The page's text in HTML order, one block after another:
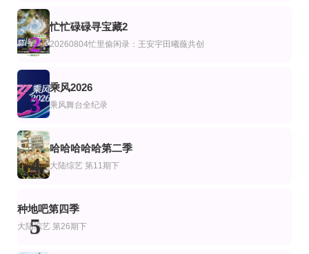
第10期完结
最后通牒不结就分第四季
更新至第20260805期
我们的宿舍2
何炅
更新至06集
卧底厨神
第3期
不是一个人真好
更新至20260801期
开始奏乐开始舞
余佳运,周震南,张星特
更新至20260806期姐姐的母带2第4期下
姐姐当家第二季
第9期
伟大的导游3
全昭旻,崔丹尼尔,金大浩
更新至第20260807期
中餐厅第十季
黄晓明,王俊凯,昆凌,靳梦佳,张雅琪,林述巍,戴军,瞿颖,汪涵,尹浩宇,袁一琦
第4期
粤旅玩家
恐惧元素：恐怖之屋
热浪之外2026
我遇见的精神病态者
全炫茂 曺圭贤 许龄智 nucksal
2
忙忙碌碌寻宝藏2
20260804忙里偷闲录：王安宇田曦薇共创
3
乘风2026
乘风舞台全纪录
4
哈哈哈哈哈第二季
大陆综艺 第11期下
5
种地吧第四季
大陆综艺 第26期下